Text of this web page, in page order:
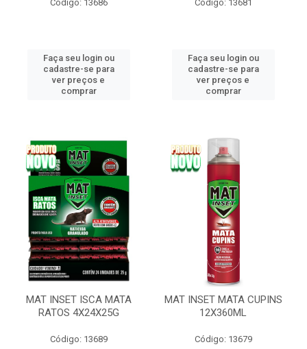
Código: 13686
Faça seu login ou
cadastre-se para
ver preços e
comprar
Código: 13681
Faça seu login ou
cadastre-se para
ver preços e
comprar
MAT INSET ISCA MATA
RATOS 4X24X25G
Código: 13689
MAT INSET MATA CUPINS
12X360ML
Código: 13679